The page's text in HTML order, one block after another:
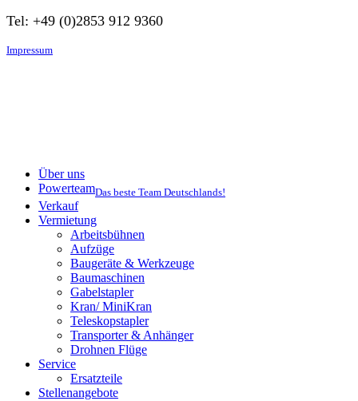
Tel: +49 (0)2853 912 9360
Impressum
Über uns
PowerteamDas beste Team Deutschlands!
Verkauf
Vermietung
Arbeitsbühnen
Aufzüge
Baugeräte & Werkzeuge
Baumaschinen
Gabelstapler
Kran/ MiniKran
Teleskopstapler
Transporter & Anhänger
Drohnen Flüge
Service
Ersatzteile
Stellenangebote